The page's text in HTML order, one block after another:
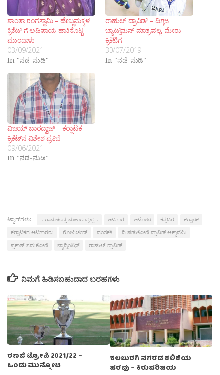
ಶಾಂತಾ ರಂಗಸ್ವಾಮಿ – ಹೆಣ್ಣುಮಕ್ಕಳ
ಕ್ರಿಕೆಟ್ ಗೆ ಅಡಿಪಾಯ ಹಾಕಿಕೊಟ್ಟ
ಮುಂದಾಳು
03/09/2021
In "ನಡೆ-ನುಡಿ"
ರಾಹುಲ್ ದ್ರಾವಿಡ್ – ದಿಗ್ಗಜ
ಬ್ಯಾಟ್ಸ್‌ಮನ್ ಮಾತ್ರವಲ್ಲ, ಮೇರು
ಕ್ರಿಕೆಟಿಗ
30/07/2019
In "ನಡೆ-ನುಡಿ"
ವಿಜಯ್ ಬಾರದ್ವಾಜ್ – ಕರ‍್ನಾಟಕ
ಕ್ರಿಕೆಟ್‌ನ ವಿಶೇಶ ಪ್ರತಿಬೆ
09/06/2021
In "ನಡೆ-ನುಡಿ"
ಟ್ಯಾಗ್‌ಗಳು: :: ರಾಮಚಂದ್ರ ಮಹಾರುದ್ರಪ್ಪ :: ಆಟಗಾರ ಆಟೋಟ ಕನ್ನಡಿಗ
ಕರ‍್ನಾಟಕ
ಕರ‍್ನಾಟಕದ ಆಟಗಾರರು
ಗೋಪಿಚಂದ್ ದಂತಕತೆ
ದಿ ಪಡುಕೋಣೆ-ದ್ರಾವಿಡ್ ಅಕ್ಯಾಡೆಮಿ
ಪ್ರಕಾಶ್ ಪಡುಕೋಣೆ
ಬ್ಯಾಡ್ಮಿಂಟನ್ ರಾಹುಲ್ ದ್ರಾವಿಡ್
ನಿಮಗೆ ಹಿಡಿಸಬಹುದಾದ ಬರಹಗಳು
ರಣಜಿ ಟ್ರೋಪಿ 2021/22 –
ಒಂದು ಮುನ್ನೋಟ
ಕಲಬುರಗಿ ನಗರದ ಕಲಿಕೆಯ
ಹರವು – ಕಿರುಪರಿಚಯ